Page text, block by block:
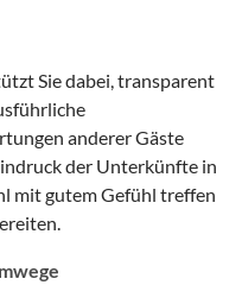
Sie dabei, transparent
anderer Gäste
der Unterkünfte in
mit gutem Gefühl treffen